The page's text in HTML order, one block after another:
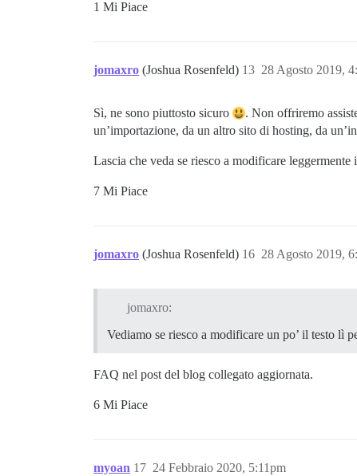
1 Mi Piace
jomaxro (Joshua Rosenfeld) 28 Agosto 2019,
13
Sì, ne sono piuttosto sicuro
. Non offriremo
un’importazione, da un altro sito di hosting, da
Lascia che veda se riesco a modificare
7 Mi Piace
jomaxro (Joshua Rosenfeld) 28 Agosto 2019,
16
jomaxro:
Vediamo se riesco a modificare un po’ il testo lì
FAQ nel post del blog collegato aggiornata.
6 Mi Piace
myoan 24 Febbraio 2020, 5:11pm
17